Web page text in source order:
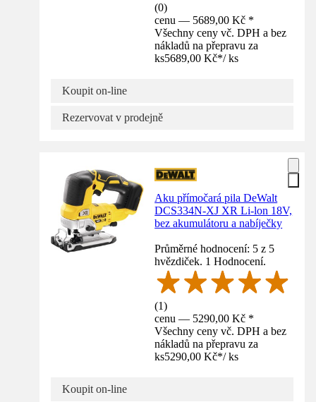
(0)
cenu — 5689,00 Kč *
Všechny ceny vč. DPH a bez
nákladů na přepravu za
ks5689,00 Kč*/ ks
Koupit on-line
Rezervovat v prodejně
Aku přímočará pila DeWalt
DCS334N-XJ XR Li-lon 18V,
bez akumulátoru a nabíječky
Průměrné hodnocení: 5 z 5
hvězdiček. 1 Hodnocení.
(1)
cenu — 5290,00 Kč *
Všechny ceny vč. DPH a bez
nákladů na přepravu za
ks5290,00 Kč*/ ks
Koupit on-line